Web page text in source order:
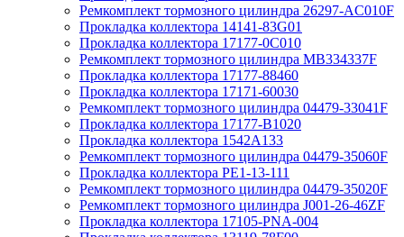
Ремкомплект тормозного цилиндра 26297-AC010F
Прокладка коллектора 14141-83G01
Прокладка коллектора 17177-0C010
Ремкомплект тормозного цилиндра MB334337F
Прокладка коллектора 17177-88460
Прокладка коллектора 17171-60030
Ремкомплект тормозного цилиндра 04479-33041F
Прокладка коллектора 17177-B1020
Прокладка коллектора 1542A133
Ремкомплект тормозного цилиндра 04479-35060F
Прокладка коллектора PE1-13-111
Ремкомплект тормозного цилиндра 04479-35020F
Ремкомплект тормозного цилиндра J001-26-46ZF
Прокладка коллектора 17105-PNA-004